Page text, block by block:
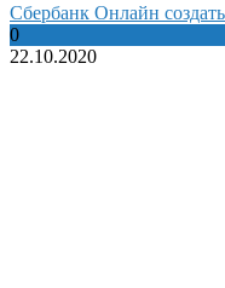
Сбербанк Онлайн
0
22.10.2020